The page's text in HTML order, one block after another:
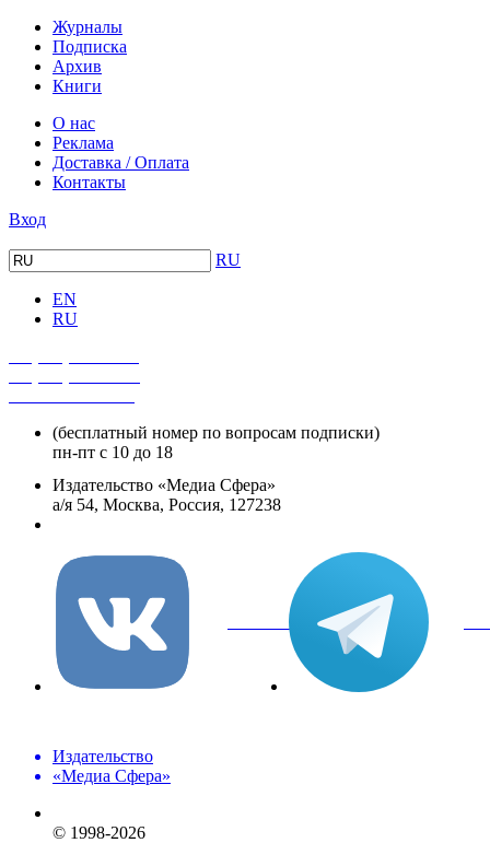
Журналы
Подписка
Архив
Книги
О нас
Реклама
Доставка / Оплата
Контакты
Вход
RU
EN
RU
(бесплатный номер по вопросам подписки)
пн-пт с 10 до 18
Издательство «Медиа Сфера»
а/я 54, Москва, Россия, 127238
вКонтакте
Издательство
«Медиа Сфера»
© 1998-2026